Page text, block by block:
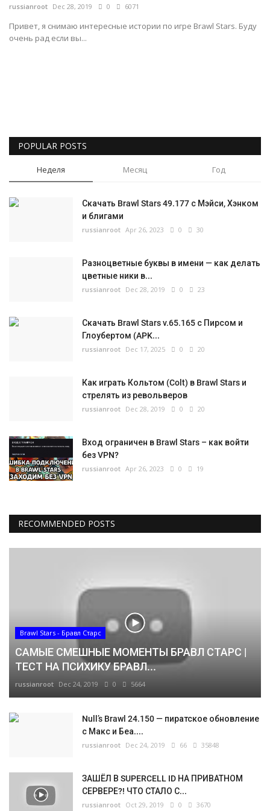
russianroot Dec 28, 2019 0 6071
Привет, я снимаю интересные истории по игре Brawl Stars. Буду
очень рад если вы...
POPULAR POSTS
Неделя Месяц Год
Скачать Brawl Stars 49.177 с Мэйси, Хэнком
и блигами
russianroot Apr 26, 2023 0 30
Разноцветные буквы в имени — как делать
цветные ники в...
russianroot Dec 28, 2019 0 23
Скачать Brawl Stars v.65.165 с Пирсом и
Глоубертом (APK...
russianroot Dec 17, 2025 0 20
Как играть Кольтом (Colt) в Brawl Stars и
стрелять из револьверов
russianroot Dec 28, 2019 0 20
Вход ограничен в Brawl Stars – как войти
без VPN?
russianroot Apr 26, 2023 0 19
RECOMMENDED POSTS
Brawl Stars - Бравл Старс
САМЫЕ СМЕШНЫЕ МОМЕНТЫ БРАВЛ СТАРС |
ТЕСТ НА ПСИХИКУ БРАВЛ...
russianroot Dec 24, 2019 0 5664
Null’s Brawl 24.150 — пиратское обновление
с Макс и Беа....
russianroot Dec 24, 2019 66 35848
ЗАШЁЛ В SUPERCELL ID НА ПРИВАТНОМ
СЕРВЕРЕ?! ЧТО СТАЛО С...
russianroot Oct 29, 2019 0 3670